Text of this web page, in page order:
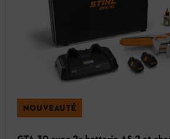
NOUVEAUTÉ